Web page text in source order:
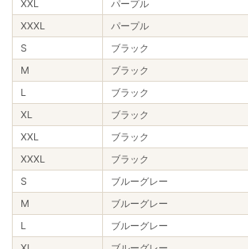
XXL
パープル
XXXL
パープル
S
ブラック
M
ブラック
L
ブラック
XL
ブラック
XXL
ブラック
XXXL
ブラック
S
ブルーグレー
M
ブルーグレー
L
ブルーグレー